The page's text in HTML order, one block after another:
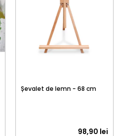
Șevalet de lemn - 68 cm
98,90 lei